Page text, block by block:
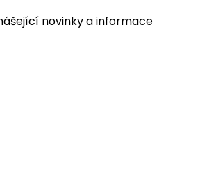
novinky a informace